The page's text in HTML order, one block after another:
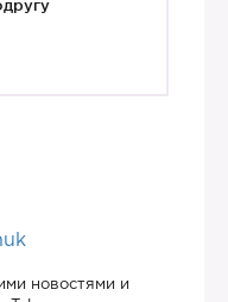
новостями и